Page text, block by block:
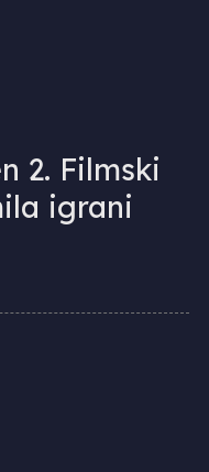
2. Filmski
igrani